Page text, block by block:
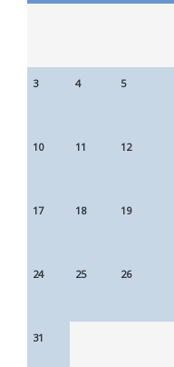
3 4 5
10 11 12
17 18 19
24 25 26
31